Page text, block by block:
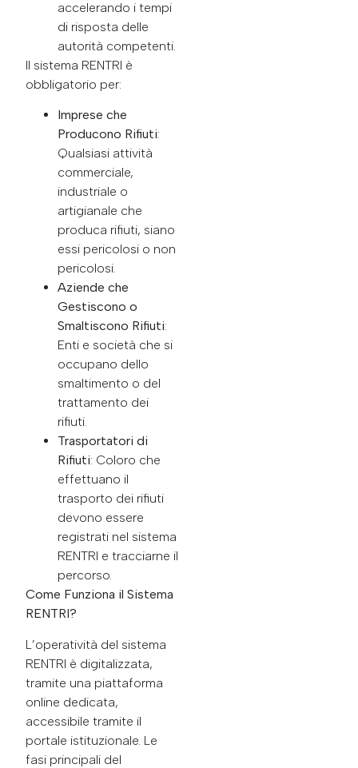
accelerando i tempi
di risposta delle
autorità competenti.
Il sistema RENTRI è
obbligatorio per:
Imprese che
Producono Rifiuti:
Qualsiasi attività
commerciale,
industriale o
artigianale che
produca rifiuti, siano
essi pericolosi o non
pericolosi.
Aziende che
Gestiscono o
Smaltiscono Rifiuti:
Enti e società che si
occupano dello
smaltimento o del
trattamento dei
rifiuti.
Trasportatori di
Rifiuti: Coloro che
effettuano il
trasporto dei rifiuti
devono essere
registrati nel sistema
RENTRI e tracciarne il
percorso.
Come Funziona il Sistema
RENTRI?
L’operatività del sistema
RENTRI è digitalizzata,
tramite una piattaforma
online dedicata,
accessibile tramite il
portale istituzionale. Le
fasi principali del